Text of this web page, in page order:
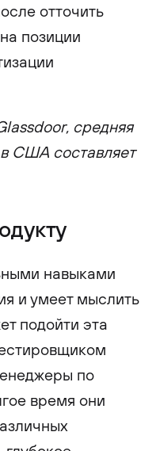
отточить
позиции
средняя
США составляет
навыками
и умеет мыслить
подойти эта
по
время они